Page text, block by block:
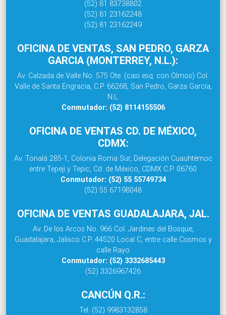
(52) 81 83738802
(52) 81 23162248
(52) 81 23162249
OFICINA DE VENTAS, SAN PEDRO, GARZA
GARCIA (MONTERREY, N.L.):
Av. Calzada de Valle No. 575 Ote. (casi esq. con Olmos) Col.
Valle de Santa Engracia, C.P. 66268, San Pedro, Garza García,
N.L.
Conmutador: (52) 8114155506
OFICINA DE VENTAS CD. DE MÉXICO,
CDMX:
Av. Tonalá 285-1, Colonia Roma Sur, Delegación Cuauhtémoc
entre Tepeji y Tepic, Cd. de México, CDMX C.P. 06760
Conmutador: (52) 55 55749734
(52) 55 67198048
OFICINA DE VENTAS GUADALAJARA, JAL.
Av. De los Arcos No. 966 Col. Jardines del Bosque,
Guadalajara, Jalisco C.P. 44520 Local C, entre calle Cosmos y
calle Rayo
Conmutador: (52) 3332685443
(52) 3326967426
CANCÚN Q.R.:
Tel. (52) 9983132858